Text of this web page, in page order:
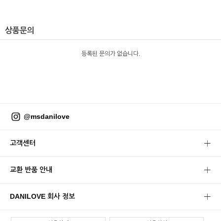
상품문의
등록된 문의가 없습니다.
@msdanilove
고객센터
교환 반품 안내
DANILOVE 회사 정보